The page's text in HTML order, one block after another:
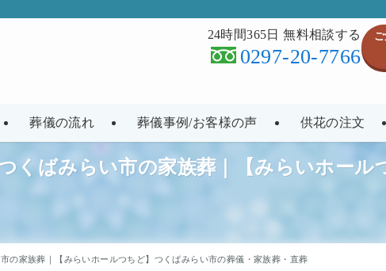
葬儀の流れ 葬儀事例/お客様の声 供花の注文
24時間365日 無料相談する
0297-20-7766
くばみらい市の家族葬｜【みらいホール
の家族葬｜【みらいホールつちど】つくばみらい市の葬儀・家族葬・直葬